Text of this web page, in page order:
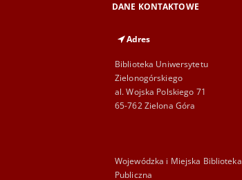
DANE KONTAKTOWE
Adres
Biblioteka Uniwersytetu
Zielonogórskiego
al. Wojska Polskiego 71
65-762 Zielona Góra
Wojewódzka i Miejska Biblioteka
Publiczna